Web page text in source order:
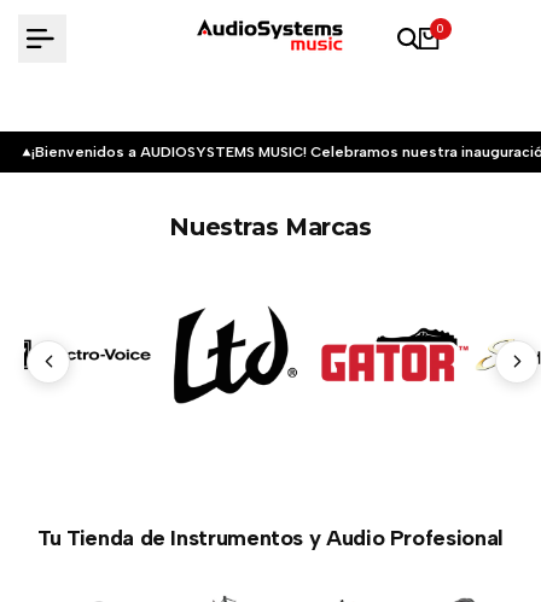
0
¡Bienvenidos a AUDIOSYSTEMS MUSIC! Celebramos nuestra
Nuestras Marcas
Tu Tienda de Instrumentos y Audio Profesional